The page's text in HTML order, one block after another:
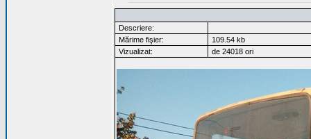
Descriere:
Mărime fişier:
109.54 kb
Vizualizat:
de 24018 ori